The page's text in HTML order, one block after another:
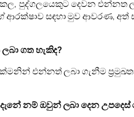
කල, පුද්ගලයෙකුට දෙවන එන්නත
සඳහා මුව ආවරණ, අත්
ගත හැකිද?
එන්නත් ලබා ගැනීම
නම් ඔවුන් ලබා දෙන උපදෙස්